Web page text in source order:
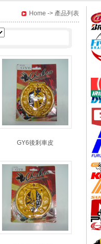
Home -> 產品列表
GY6後剎車皮